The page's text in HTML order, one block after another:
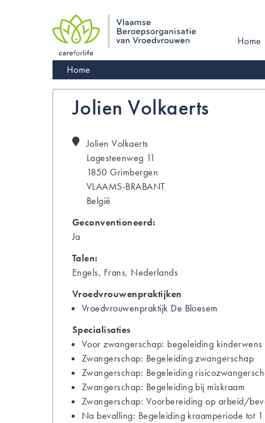
MainHome
Kruimelpad
Home
Jolien Volkaerts
Jolien Volkaerts
Lagesteenweg 11
1850 Grimbergen
VLAAMS-BRABANT
België
Geconventioneerd:
Ja
Talen:
Engels, Frans, Nederlands
Vroedvrouwenpraktijken
Vroedvrouwenpraktijk De Bloesem
Specialisaties
Voor zwangerschap: begeleiding
Zwangerschap: Begeleiding zwangerschap
Zwangerschap: Begeleiding
Zwangerschap: Begeleiding bij miskraam
Zwangerschap: Voorbereiding op arbeid/
Na bevalling: Begeleiding kraamperiode tot